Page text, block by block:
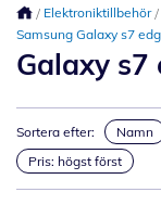
Elektroniktillbehör
Samsung Galaxy s7
Galaxy s7
Sortera efter: Namn
Pris: högst först